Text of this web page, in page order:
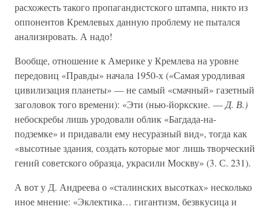
расхожесть такого пропагандистского штампа, никто из
оппонентов Кремлевых данную проблему не пытался
анализировать. А надо!
Вообще, отношение к Америке у Кремлева на уровне
передовиц «Правды» начала 1950-х («Самая уродливая
цивилизация планеты» — не самый «смачный» газетный
заголовок того времени): «Эти (нью-йоркские. — Д. В.)
небоскребы лишь уродовали облик «Багдада-на-
подземке» и придавали ему несуразный вид», тогда как
«высотные здания, создать которые мог лишь творческий
гений советского образца, украсили Москву» (3. С. 231).
А вот у Д. Андреева о «сталинских высотках» несколько
иное мнение: «Эклектика… гигантизм, безвкусица и